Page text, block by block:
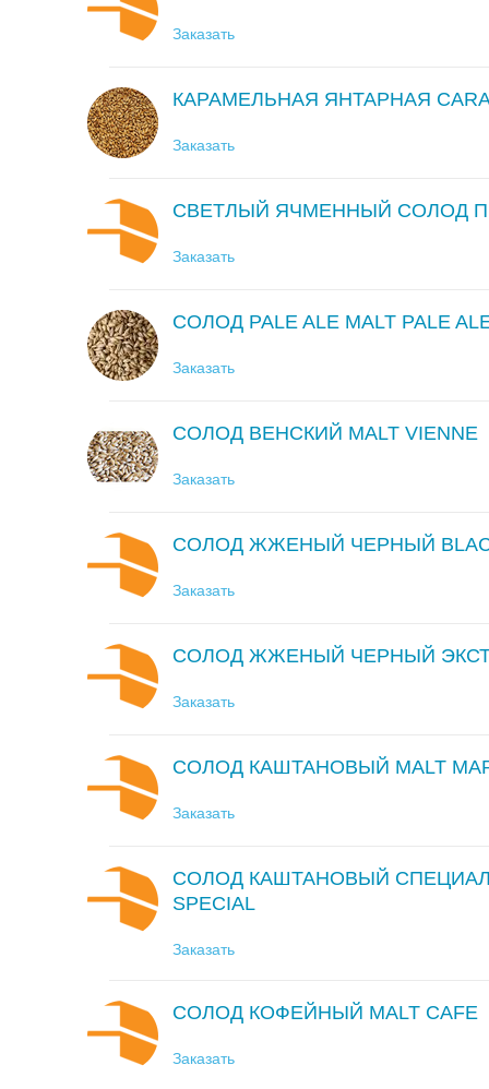
Заказать
КАРАМЕЛЬНАЯ ЯНТАРНАЯ
Заказать
СВЕТЛЫЙ ЯЧМЕННЫЙ СОЛОД
Заказать
СОЛОД PALE ALE MALT PALE
Заказать
СОЛОД ВЕНСКИЙ MALT VIENNE
Заказать
СОЛОД ЖЖЕНЫЙ ЧЕРНЫЙ
Заказать
СОЛОД ЖЖЕНЫЙ ЧЕРНЫЙ
Заказать
СОЛОД КАШТАНОВЫЙ MALT
Заказать
СОЛОД КАШТАНОВЫЙ
SPECIAL
Заказать
СОЛОД КОФЕЙНЫЙ MALT CAFE
Заказать